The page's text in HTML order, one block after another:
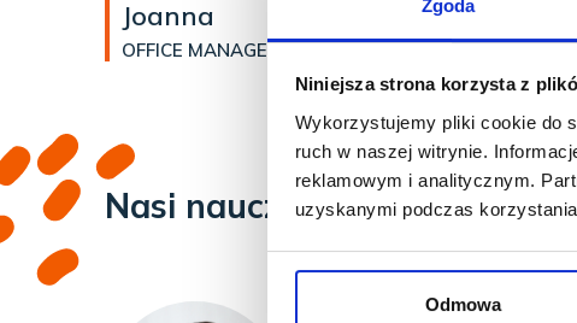
Zgoda
Niniejsza strona korzysta z
Wykorzystujemy pliki cookie do
ruch w naszej witrynie.
reklamowym i analitycznym.
uzyskanymi podczas
Odmowa
Joanna
OFFICE MANAGER SZKOŁY NA KABATACH
Nasi nauczyciele